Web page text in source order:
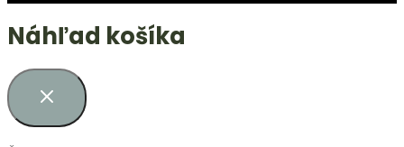
Náhľad košíka